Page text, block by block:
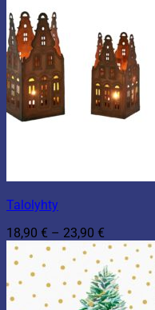
Talolyhty
18,90 € – 23,90 €
18,90 €
-
23,90 €